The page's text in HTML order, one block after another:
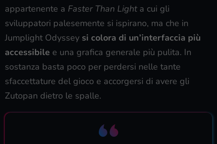
appartenente a Faster Than Lighta cui gli
sviluppatori palesemente si ispirano, ma che in
Jumplight Odyssey si colora di un’interfaccia più
accessibile e una grafica generale più pulita. In
sostanza basta poco per perdersi nelle tante
sfaccettature del gioco e accorgersi di avere gli
Zutopan dietro le spalle.